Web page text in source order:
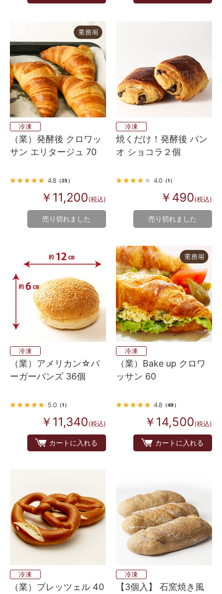
冷凍
（業）発酵後 クロワッ
サン エリタージュ 70
4.8 （25）
￥11,200(税込)
売り切れました
冷凍
焼くだけ！発酵後 パン
オ ショコラ２個
4.0（1）
￥490(税込)
売り切れました
冷凍
（業）アメリカン☆バ
ーガーバンズ 36個
5.0（1）
￥11,340(税込)
カートに入れる
冷凍
（業）Bake up クロワ
ッサン 60
4.8 （49）
￥14,500(税込)
カートに入れる
冷凍
（業）プレッツェル 40
冷凍
【3個入】 石窯焼き風